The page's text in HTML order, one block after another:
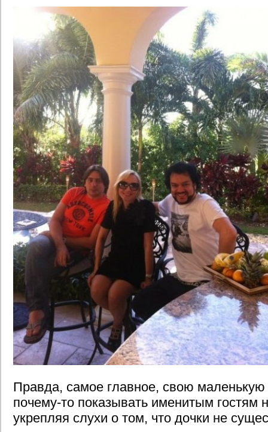
Правда, самое главное, свою
почему-то показывать именитым гостям
укрепляя слухи о том, что дочки не